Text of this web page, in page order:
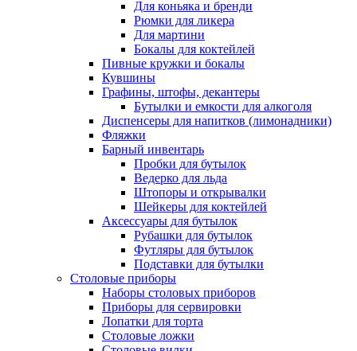
Для коньяка и бренди
Рюмки для ликера
Для мартини
Бокалы для коктейлей
Пивные кружки и бокалы
Кувшины
Графины, штофы, декантеры
Бутылки и емкости для алкоголя
Диспенсеры для напитков (лимонадники)
Фляжки
Барный инвентарь
Пробки для бутылок
Ведерко для льда
Штопоры и открывалки
Шейкеры для коктейлей
Аксессуары для бутылок
Рубашки для бутылок
Футляры для бутылок
Подставки для бутылки
Столовые приборы
Наборы столовых приборов
Приборы для сервировки
Лопатки для торта
Столовые ложки